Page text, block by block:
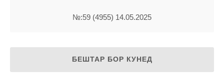
№:59 (4955) 14.05.2025
БЕШТАР БОР КУНЕД